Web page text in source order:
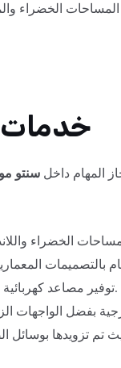
الخضراء
خدمات
المهام داخل سنتو
توفير مصاعد كهربائية حديثة لتسهيل عملية التنقل بين الطوابق.
تزويدها بوسائل